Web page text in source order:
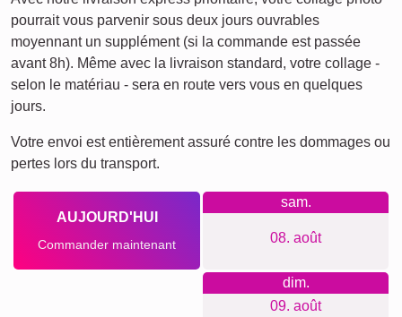
crémaillère ou une célébration spéciale. Ils peuvent servir
de mémoire d'un voyage mémorable, capturer une année
d'événements ou simplement pour dire merci de manière
créative.
Créer un collage
Délai de livraison et aperçu de